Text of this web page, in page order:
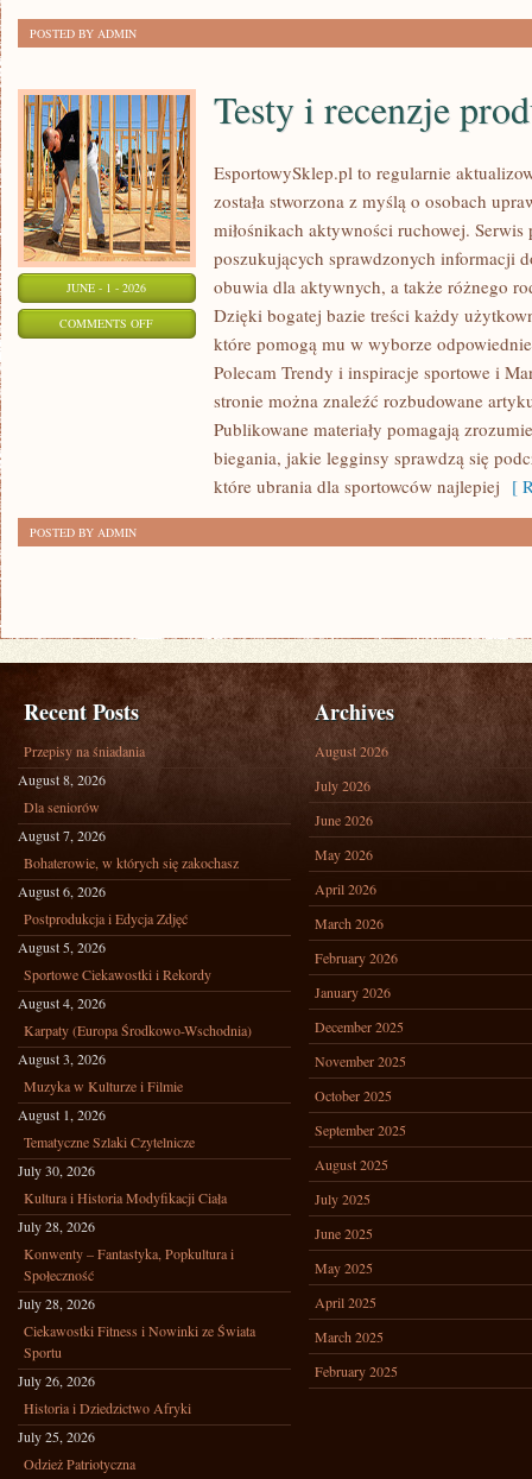
POSTED BY ADMIN
JUNE - 1 - 2026
COMMENTS OFFON
PRODUKTÓW
Testy i recenzje
EsportowySklep.pl to regularnie
została stworzona z myślą o osobach
miłośnikach aktywności ruchowej.
poszukujących sprawdzonych informacji
obuwia dla aktywnych, a także różnego
Dzięki bogatej bazie treści każdy
które pomogą mu w wyborze
Polecam Trendy i inspiracje sportowe i
stronie można znaleźć rozbudowane
Publikowane materiały pomagają
biegania, jakie legginsy sprawdzą się
które ubrania dla sportowców najlepiej [
POSTED BY ADMIN
Recent Posts
Przepisy na śniadania
August 8, 2026
Dla seniorów
August 7, 2026
Bohaterowie, w których się zakochasz
August 6, 2026
Postprodukcja i Edycja Zdjęć
August 5, 2026
Sportowe Ciekawostki i Rekordy
August 4, 2026
Karpaty (Europa Środkowo-Wschodnia)
August 3, 2026
Muzyka w Kulturze i Filmie
August 1, 2026
Tematyczne Szlaki Czytelnicze
July 30, 2026
Kultura i Historia Modyfikacji Ciała
July 28, 2026
Konwenty – Fantastyka, Popkultura i
Społeczność
July 28, 2026
Ciekawostki Fitness i Nowinki ze Świata
Sportu
July 26, 2026
Historia i Dziedzictwo Afryki
July 25, 2026
Odzież Patriotyczna
Archives
August 2026
July 2026
June 2026
May 2026
April 2026
March 2026
February 2026
January 2026
December 2025
November 2025
October 2025
September 2025
August 2025
July 2025
June 2025
May 2025
April 2025
March 2025
February 2025